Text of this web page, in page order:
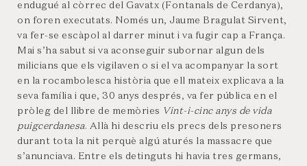
endugué al còrrec del Gavatx (Fontanals de Cerdanya),
on foren executats. Només un, Jaume Bragulat Sirvent,
va fer-se escàpol al darrer minut i va fugir cap a França.
Mai s’ha sabut si va aconseguir subornar algun dels
milicians que els vigilaven o si el va acompanyar la sort
en la rocambolesca història que ell mateix explicava a la
seva família i que, 30 anys després, va fer pública en el
pròleg del llibre de memòries Vint-i-cinc anys de vida
puigcerdanesa. Allà hi descriu els precs dels presoners
durant tota la nit perquè algú aturés la massacre que
s’anunciava. Entre els detinguts hi havia tres germans,